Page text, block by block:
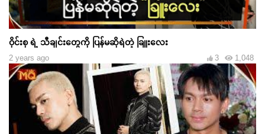
ဝိုင်းစု ရဲ့ သီချင်းတွေကို ပြန်မဆိုရဲတဲ့ ခြူးလေး
2 years ago 1,048
3